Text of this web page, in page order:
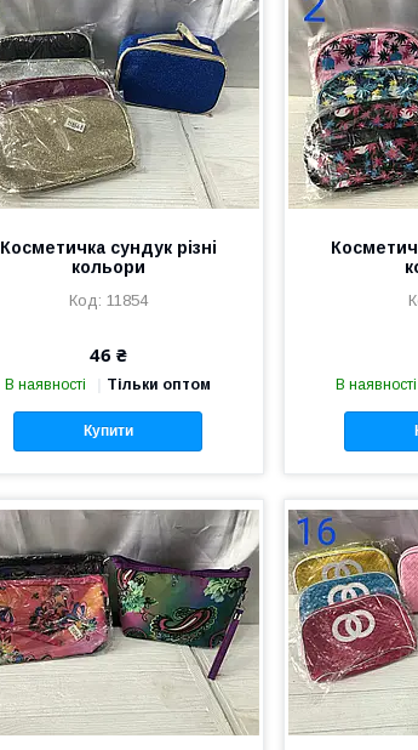
Косметичка сундук різні
кольори
11854
46 ₴
В наявності Тільки оптом
Купити
В наявності